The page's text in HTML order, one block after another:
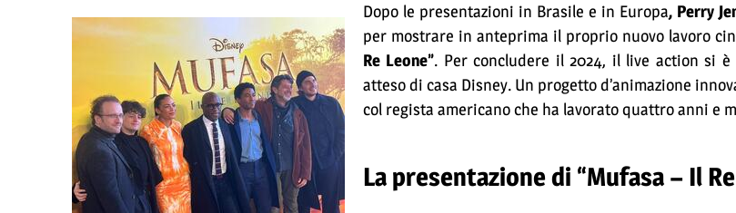
Dopo le presentazioni in Brasile e in Europa, Perry
per mostrare in anteprima il proprio nuovo lavoro
Re Leone”. Per concludere il 2024, il live action si
atteso di casa Disney. Un progetto d’animazione
col regista americano che ha lavorato quattro anni e
La presentazione di “Mufasa – Il